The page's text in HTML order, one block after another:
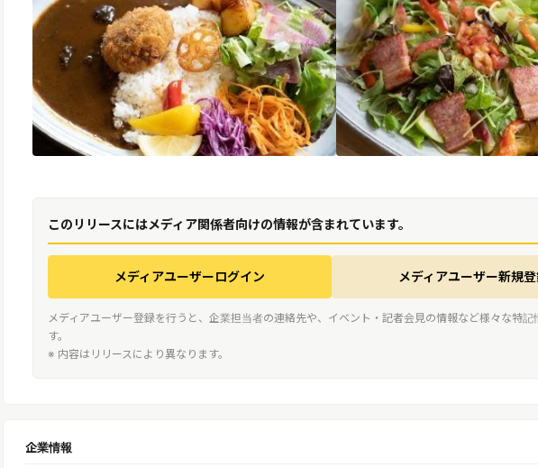
このリリースにはメディア関係者向けの情報が含まれています。
メディアユーザーログイン メディアユーザー新規
メディアユーザー登録を行うと、企業担当者の連絡先や、イベント・記者会見の情報など様々な特記
す。
※ 内容はリリースにより異なります。
企業情報